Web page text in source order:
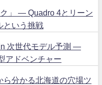
」 ― Quadro 4とリーン
という挑戦
次世代モデル予測 ―
アドベンチャー
ら分かる北海道の穴場ツ